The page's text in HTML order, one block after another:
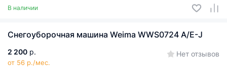
В наличии
Снегоуборочная машина Weima WWS0724 A/E-J
2 200 р.
от 56 р./мес.
Нет отзывов